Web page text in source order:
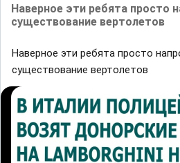
Наверное эти ребята просто
существование вертолетов
Наверное эти ребята просто
существование вертолетов